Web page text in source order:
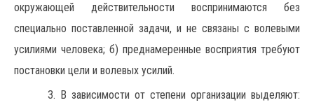
окружающей действительности воспринимаются без
специально поставленной задачи, и не связаны с волевыми
усилиями человека; б) преднамеренные восприятия требуют
постановки цели и волевых усилий.
3. В зависимости от степени организации выделяют: